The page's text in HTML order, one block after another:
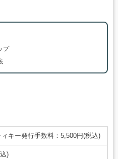
プ
キー発行手数料：5,500円(税込)
)